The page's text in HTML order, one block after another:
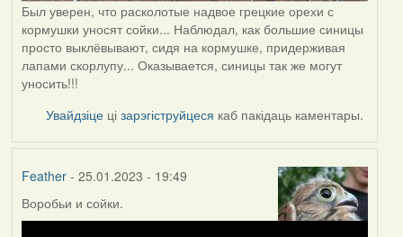
Был уверен, что расколотые надвое грецкие орехи с
кормушки уносят сойки... Наблюдал, как большие синицы
просто выклёвывают, сидя на кормушке, придерживая
лапами скорлупу... Оказывается, синицы так же могут
уносить!!!
Увайдзіце цізарэгіструйцеся каб пакідаць каментары.
Feather- 25.01.2023 - 19:49
Воробьи и сойки.